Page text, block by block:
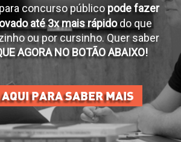
concurso público pode fazer
até 3x mais rápidodo que
ou por cursinho.Quer saber
AGORA NO BOTÃO ABAIXO!
PARA SABER MAIS